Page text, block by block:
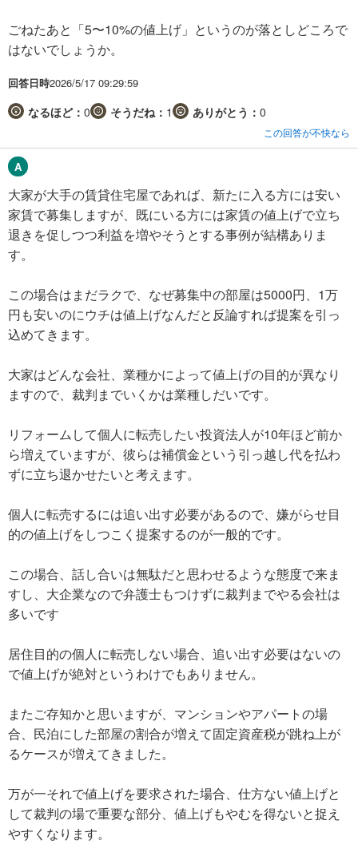
ごねたあと「5〜10%の値上げ」というのが落としどころで
はないでしょうか。
回答日時2026/5/17 09:29:59
なるほど： 0 そうだね： 1 ありがとう： 0
この回答が不快なら
大家が大手の賃貸住宅屋であれば、新たに入る方には安い
家賃で募集しますが、既にいる方には家賃の値上げで立ち
退きを促しつつ利益を増やそうとする事例が結構ありま
す。
この場合はまだラクで、なぜ募集中の部屋は5000円、1万
円も安いのにウチは値上げなんだと反論すれば提案を引っ
込めてきます。
大家はどんな会社、業種かによって値上げの目的が異なり
ますので、裁判までいくかは業種しだいです。
リフォームして個人に転売したい投資法人が10年ほど前か
ら増えていますが、彼らは補償金という引っ越し代を払わ
ずに立ち退かせたいと考えます。
個人に転売するには追い出す必要があるので、嫌がらせ目
的の値上げをしつこく提案するのが一般的です。
この場合、話し合いは無駄だと思わせるような態度で来ま
すし、大企業なので弁護士もつけずに裁判までやる会社は
多いです
居住目的の個人に転売しない場合、追い出す必要はないの
で値上げが絶対というわけでもありません。
またご存知かと思いますが、マンションやアパートの場
合、民泊にした部屋の割合が増えて固定資産税が跳ね上が
るケースが増えてきました。
万が一それで値上げを要求された場合、仕方ない値上げと
して裁判の場で重要な部分、値上げもやむを得ないと捉え
やすくなります。